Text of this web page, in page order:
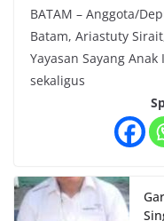
BATAM – Anggota/
Batam, Ariastuty
Yayasan Sayang
sekaligus